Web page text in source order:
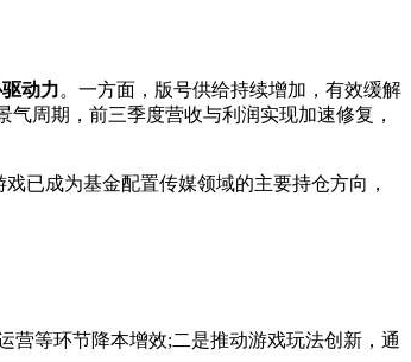
动力。一方面，版号供给持续增加，有效缓解
周期，前三季度营收与利润实现加速修复，
已成为基金配置传媒领域的主要持仓方向，
营等环节降本增效;二是推动游戏玩法创新，通